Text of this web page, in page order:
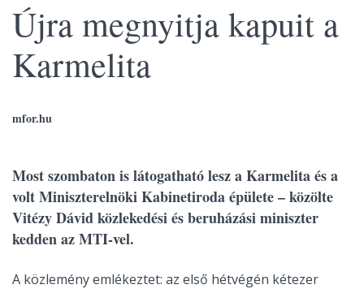
Újra megnyitja kapuit a
Karmelita
mfor.hu
Most szombaton is látogatható lesz a Karmelita és a
volt Miniszterelnöki Kabinetiroda épülete – közölte
Vitézy Dávid közlekedési és beruházási miniszter
kedden az MTI-vel.
A közlemény emlékeztet: az első hétvégén kétezer